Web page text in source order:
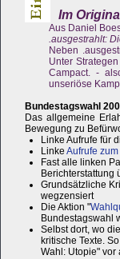
Im
Aus Daniel
.ausgestrahlt:
Neben
Unter
Campact. -
unseriöse
Bundestagswahl
Das allgemeine
Bewegung zu
Linke Aufrufe für
Linke Aufrufe
Fast alle linken
Berichterstattung
Grundsätzliche
wegzensiert
Die Aktion "
Bundestagswahl
Selbst dort, wo
kritische Texte.
Wahl: Utopie" vor